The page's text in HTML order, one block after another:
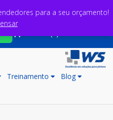
Treinamento
Blog
para a seu orçamento!